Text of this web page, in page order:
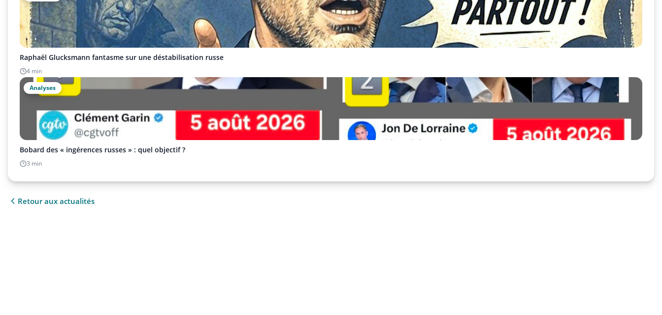
Raphaël Glucksmann fantasme sur une déstabilisation russe
4 min
Analyses
Bobard des « ingérences russes » : quel objectif ?
3 min
Retour aux actualités